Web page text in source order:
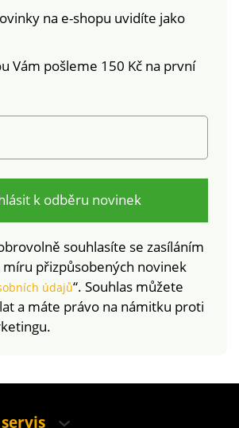
na e-shopu uvidíte jako
Vám pošleme 150 Kč na první
k odběru novinek
souhlasíte se zasíláním
míru přizpůsobených novinek
údajů“. Souhlas můžete
a máte právo na námitku proti